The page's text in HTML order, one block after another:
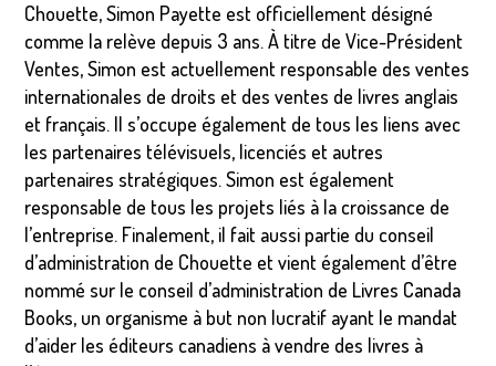
Chouette, Simon Payette est officiellement désigné
comme la relève depuis 3 ans. À titre de Vice-Président
Ventes, Simon est actuellement responsable des ventes
internationales de droits et des ventes de livres anglais
et français. Il s’occupe également de tous les liens avec
les partenaires télévisuels, licenciés et autres
partenaires stratégiques. Simon est également
responsable de tous les projets liés à la croissance de
l’entreprise. Finalement, il fait aussi partie du conseil
d’administration de Chouette et vient également d’être
nommé sur le conseil d’administration de Livres Canada
Books, un organisme à but non lucratif ayant le mandat
d’aider les éditeurs canadiens à vendre des livres à